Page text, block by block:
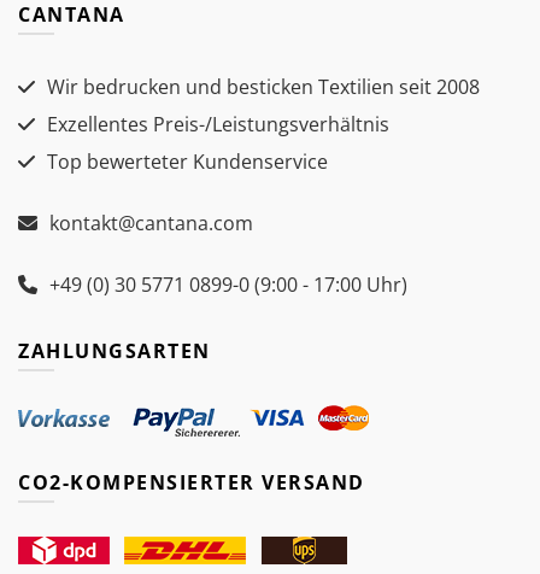
CANTANA
Wir bedrucken und besticken Textilien seit 2008
Exzellentes Preis-/Leistungsverhältnis
Top bewerteter Kundenservice
kontakt@cantana.com
+49 (0) 30 5771 0899-0 (9:00 - 17:00 Uhr)
ZAHLUNGSARTEN
CO2-KOMPENSIERTER VERSAND